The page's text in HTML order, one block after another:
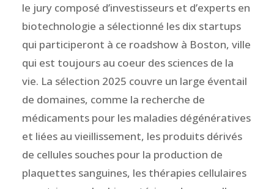
le jury composé d’investisseurs et d’experts en
biotechnologie a sélectionné les dix startups
qui participeront à ce roadshow à Boston, ville
qui est toujours au coeur des sciences de la
vie. La sélection 2025 couvre un large éventail
de domaines, comme la recherche de
médicaments pour les maladies dégénératives
et liées au vieillissement, les produits dérivés
de cellules souches pour la production de
plaquettes sanguines, les thérapies cellulaires